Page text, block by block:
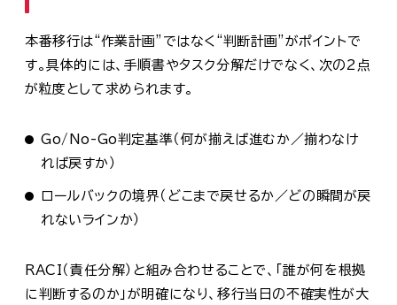
本番移行は“作業計画”ではなく“判断計画”がポイントで
す。具体的には、手順書やタスク分解だけでなく、次の2点
が粒度として求められます。
Go/No-Go判定基準（何が揃えば進むか／揃わなけ
れば戻すか）
ロールバックの境界（どこまで戻せるか／どの瞬間が戻
れないラインか）
RACI（責任分解）と組み合わせることで、「誰が何を根拠
に判断するのか」が明確になり、移行当日の不確実性が大